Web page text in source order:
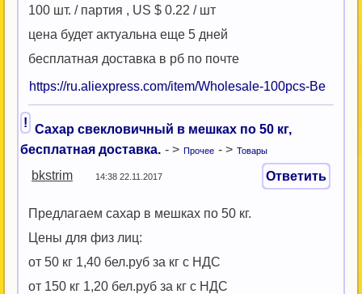
100 шт. / партия , US $ 0.22 / шт
цена будет актуальна еще 5 дней
бесплатная доставка в рб по почте
https://ru.aliexpress.com/item/Wholesale-100pcs-Be
! Сахар свекловичный в мешках по 50 кг,
бесплатная доставка. - > Прочее - > Товары
bkstrim 14:38 22.11.2017 Ответить
Предлагаем сахар в мешках по 50 кг.
Цены для физ лиц:
от 50 кг 1,40 бел.руб за кг с НДС
от 150 кг 1,20 бел.руб за кг с НДС